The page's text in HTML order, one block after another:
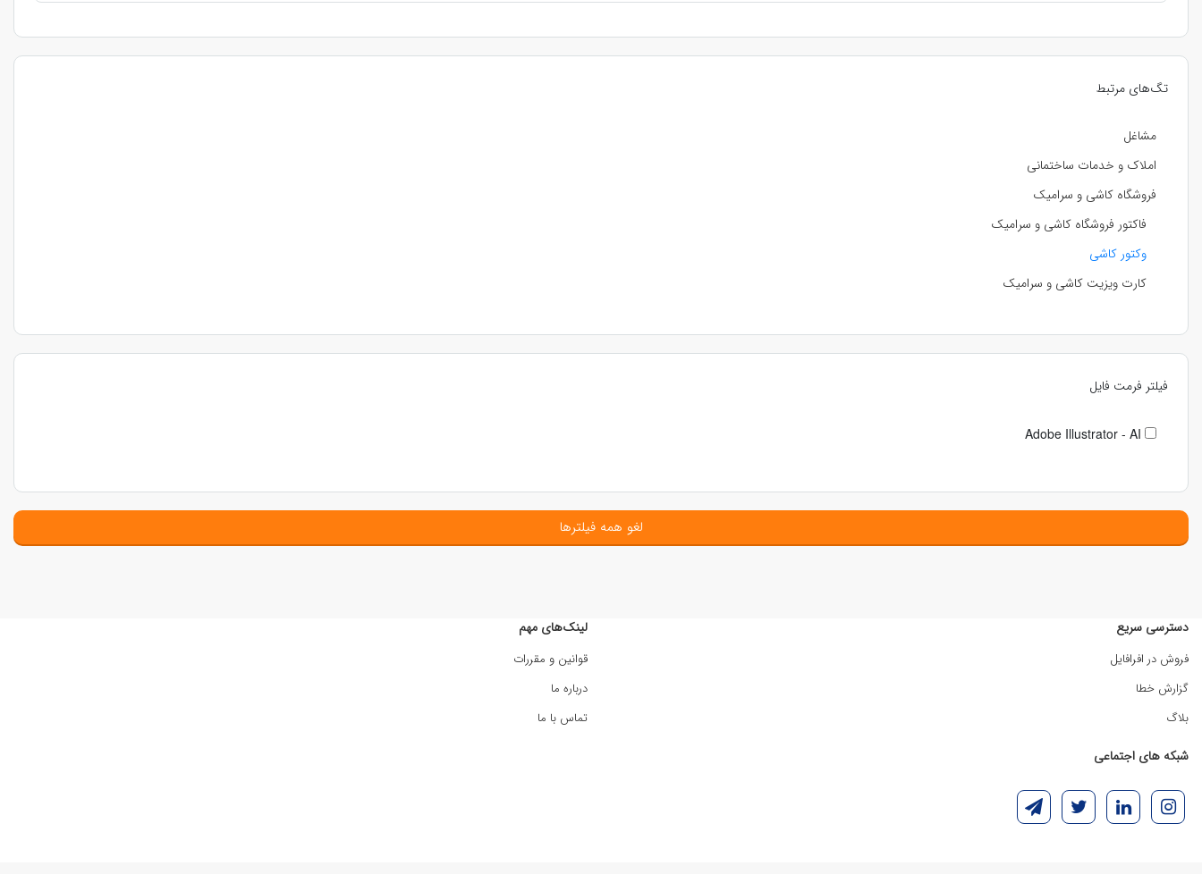
تگ‌های مرتبط
مشاغل
املاک و خدمات ساختمانی
فروشگاه کاشی و سرامیک
فاکتور فروشگاه کاشی و سرامیک
وکتور کاشی
کارت ویزیت کاشی و سرامیک
فیلتر فرمت فایل
Adobe Illustrator - AI
لغو همه فیلترها
دسترسی سریع
فروش در افرافایل
گزارش خطا
بلاگ
لینک‌های مهم
قوانین و مقررات
درباره ما
تماس با ما
شبکه های اجتماعی